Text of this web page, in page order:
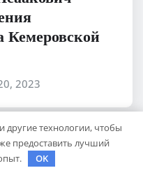
Кемеровской
2023
другие технологии, чтобы
предоставить лучший
OK